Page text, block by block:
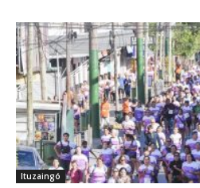
Ituzaingó